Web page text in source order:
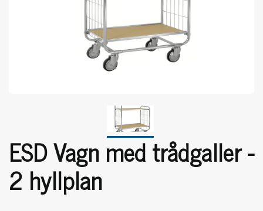
ESD Vagn med trådgaller -
2 hyllplan